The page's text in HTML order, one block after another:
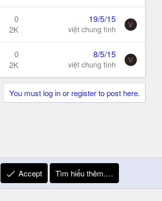
0
2K
19/5/15
việt chung tình V
0
2K
8/5/15
việt chung tình V
You must log in or register to post here.
Nội quy Privacy Policy Trợ giúp
S
Accept Tìm hiểu thêm.…